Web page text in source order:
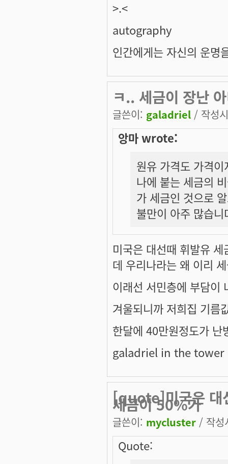
>.<
autography
인간에게는 자신의 운명
ㅋ.. 세금이 장난
글쓴이: galadriel / 작성
앙마 wrote:
원유 가격도 가격
나에 붙는 세금의
가 세금인 것으로
불만이 아주 많습
미국은 대선때 휘발유
데 우리나라는 왜 이리
이래선 서민층에 부담이
겨울되니까 저희집 기름
한달에 40만원정도가 난
galadriel in the tower
[quote]미국은 대
세금이 50%가
글쓴이: mycluster / 작
Quote: